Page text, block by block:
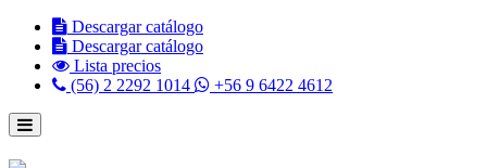
Descargar catálogo
Descargar catálogo
Lista precios
(56) 2 2292 1014
+56 9 6422 4612